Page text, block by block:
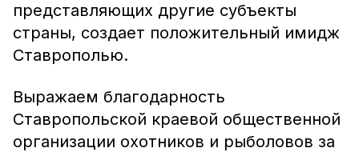
представляющих другие субъекты
страны, создает положительный имидж
Ставрополью.
Выражаем благодарность
Ставропольской краевой общественной
организации охотников и рыболовов за